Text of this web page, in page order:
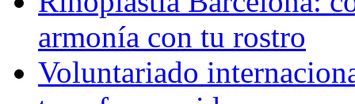
armonía con tu rostro
Voluntariado